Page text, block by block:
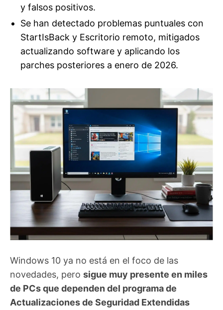
y falsos positivos.
Se han detectado problemas puntuales con
StartIsBack y Escritorio remoto, mitigados
actualizando software y aplicando los
parches posteriores a enero de 2026.
Windows 10 ya no está en el foco de las
novedades, pero sigue muy presente en miles
de PCs que dependen del programa de
Actualizaciones de Seguridad Extendidas